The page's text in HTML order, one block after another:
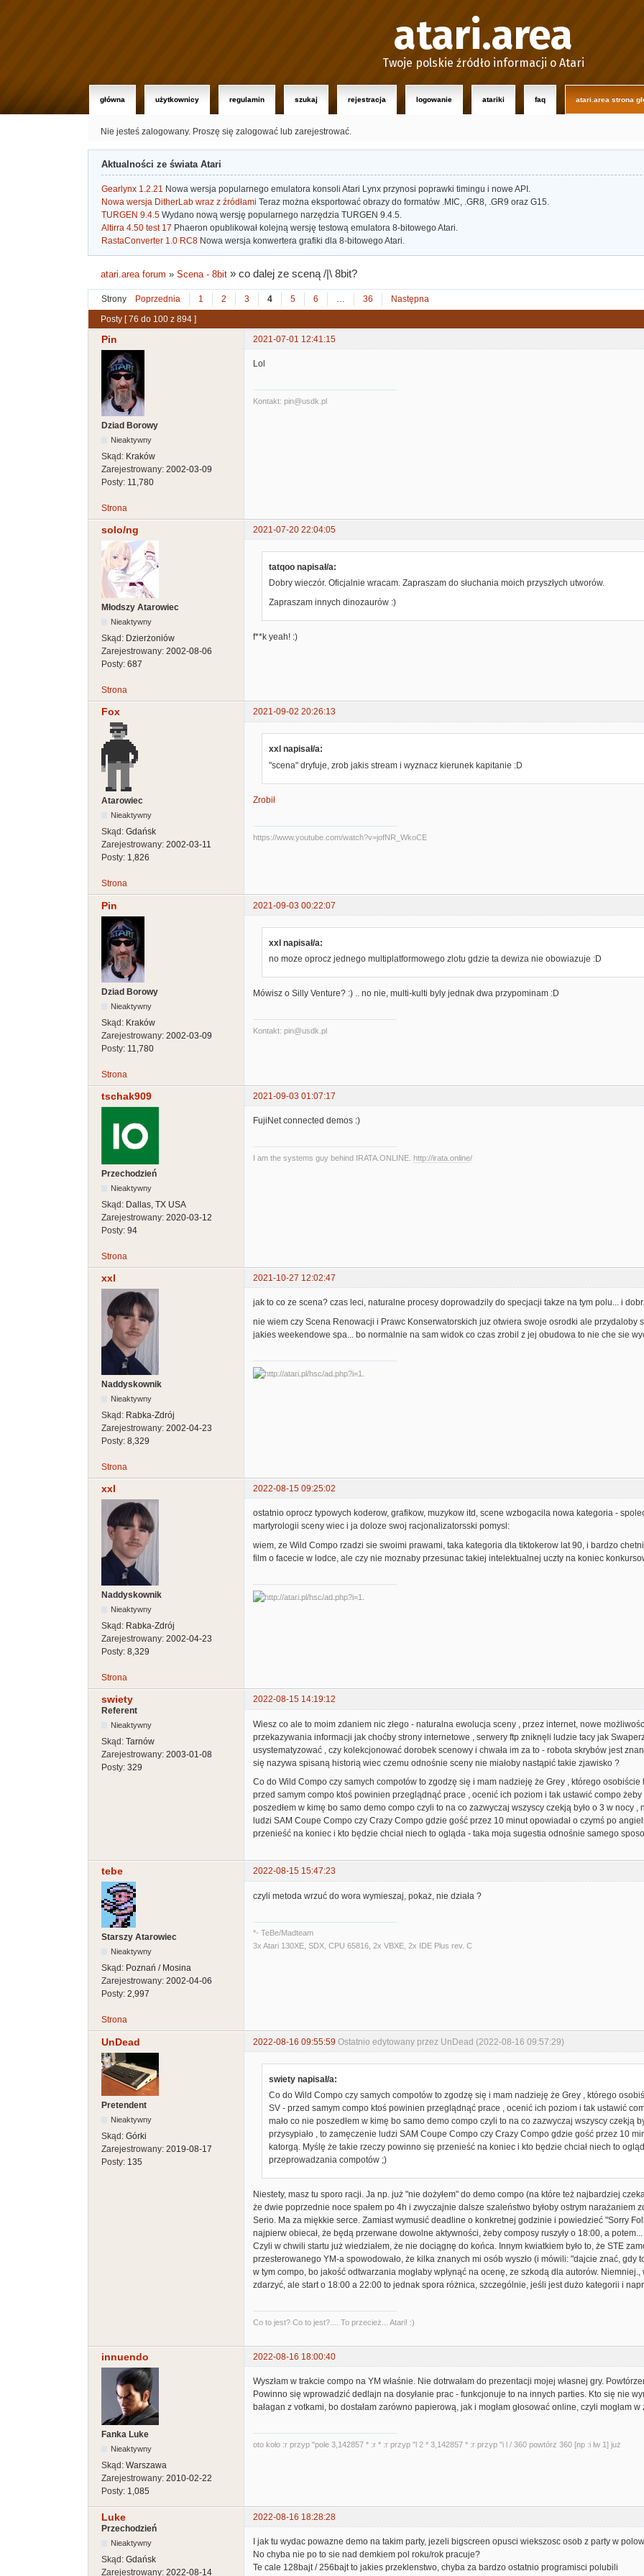
atari.area
Twoje polskie źródło informacji o Atari
główna użytkownicy regulamin szukaj rejestracja logowanie atariki faq atari.area strona
Nie jesteś zalogowany. Proszę się zalogować lub zarejestrować.
Aktualności ze świata Atari
Gearlynx 1.2.21 Nowa wersja popularnego emulatora konsoli Atari Lynx przynosi poprawki timingu i nowe API.
Nowa wersja DitherLab wraz z źródłami Teraz można eksportować obrazy do formatów .MIC, .GR8, .GR9 oraz G15.
TURGEN 9.4.5 Wydano nową wersję popularnego narzędzia TURGEN 9.4.5.
Altirra 4.50 test 17 Phaeron opublikował kolejną wersję testową emulatora 8-bitowego Atari.
RastaConverter 1.0 RC8 Nowa wersja konwertera grafiki dla 8-bitowego Atari.
atari.area forum »Scena - 8bit »co dalej ze sceną /|\ 8bit?
Strony Poprzednia 1 2 3 4 5 6 … 36 Następna
Posty [ 76 do 100 z 894 ]
Pin 2021-07-01 12:41:15
Dziad Borowy
Nieaktywny
Skąd: Kraków
Zarejestrowany: 2002-03-09
Posty: 11,780
Lol
Kontakt: pin@usdk.pl
Strona
solo/ng 2021-07-20 22:04:05
Młodszy Atarowiec
Nieaktywny
Skąd: Dzierżoniów
Zarejestrowany: 2002-08-06
Posty: 687
tatqoo napisał/a:
Dobry wieczór. Oficjalnie wracam. Zapraszam do słuchania moich przyszłych utworów.
Zapraszam innych dinozaurów :)
f**k yeah! :)
Strona
Fox 2021-09-02 20:26:13
Atarowiec
Nieaktywny
Skąd: Gdańsk
Zarejestrowany: 2002-03-11
Posty: 1,826
xxl napisał/a:
"scena" dryfuje, zrob jakis stream i wyznacz kierunek kapitanie :D
Zrobił
https://www.youtube.com/watch?v=jofNR_WkoCE
Strona
Pin 2021-09-03 00:22:07
Dziad Borowy
Nieaktywny
Skąd: Kraków
Zarejestrowany: 2002-03-09
Posty: 11,780
xxl napisał/a:
no moze oprocz jednego multiplatformowego zlotu gdzie ta dewiza nie obowiazuje :D
Mówisz o Silly Venture? :) .. no nie, multi-kulti byly jednak dwa przypominam :D
Kontakt: pin@usdk.pl
Strona
tschak909 2021-09-03 01:07:17
Przechodzień
Nieaktywny
Skąd: Dallas, TX USA
Zarejestrowany: 2020-03-12
Posty: 94
FujiNet connected demos :)
I am the systems guy behind IRATA.ONLINE. http://irata.online/
Strona
xxl 2021-10-27 12:02:47
Naddyskownik
Nieaktywny
Skąd: Rabka-Zdrój
Zarejestrowany: 2002-04-23
Posty: 8,329
jak to co ze scena? czas leci, naturalne procesy doprowadzily do specjacji takze na tym polu... i
nie wiem czy Scena Renowacji i Prawc Konserwatorskich juz otwiera swoje osrodki ale przydaloby
jakies weekendowe spa... bo normalnie na sam widok co czas zrobil z jej obudowa to nie che sie
Strona
xxl 2022-08-15 09:25:02
Naddyskownik
Nieaktywny
Skąd: Rabka-Zdrój
Zarejestrowany: 2002-04-23
Posty: 8,329
ostatnio oprocz typowych koderow, grafikow, muzykow itd, scene wzbogacila nowa kategoria -
martyrologii sceny wiec i ja doloze swoj racjonalizatorsski pomysl:
wiem, ze Wild Compo rzadzi sie swoimi prawami, taka kategoria dla tiktokerow lat 90, i bardzo
film o facecie w lodce, ale czy nie moznaby przesunac takiej intelektualnej uczty na koniec
Strona
swiety
2022-08-15 14:19:12
Referent
Nieaktywny
Skąd: Tarnów
Zarejestrowany: 2003-01-08
Posty: 329
Wiesz co ale to moim zdaniem nic złego - naturalna ewolucja sceny , przez internet, nowe
przekazywania informacji jak choćby strony internetowe , serwery ftp zniknęli ludzie tacy jak
usystematyzować , czy kolekcjonować dorobek scenowy i chwała im za to - robota skrybów jest
się nazywa spisaną historią wiec czemu odnośnie sceny nie miałoby nastąpić takie zjawisko ?
Co do Wild Compo czy samych compotów to zgodzę się i mam nadzieję że Grey , którego
przed samym compo ktoś powinien przeglądnąć prace , ocenić ich poziom i tak ustawić compo
poszedłem w kimę bo samo demo compo czyli to na co zazwyczaj wszyscy czekją było o 3 w nocy
ludzi SAM Coupe Compo czy Crazy Compo gdzie gość przez 10 minut opowiadał o czymś po
przenieść na koniec i kto będzie chciał niech to ogląda - taka moja sugestia odnośnie samego
tebe 2022-08-15 15:47:23
Starszy Atarowiec
Nieaktywny
Skąd: Poznań / Mosina
Zarejestrowany: 2002-04-06
Posty: 2,997
czyli metoda wrzuć do wora wymieszaj, pokaż, nie działa ?
*- TeBe/Madteam
3x Atari 130XE, SDX, CPU 65816, 2x VBXE, 2x IDE Plus rev. C
Strona
UnDead 2022-08-16 09:55:59 Ostatnio edytowany przez UnDead (2022-08-16 09:57:29)
Pretendent
Nieaktywny
Skąd: Górki
Zarejestrowany: 2019-08-17
Posty: 135
swiety napisał/a:
Co do Wild Compo czy samych compotów to zgodzę się i mam nadzieję że Grey , którego
SV - przed samym compo ktoś powinien przeglądnąć prace , ocenić ich poziom i tak ustawić
mało co nie poszedłem w kimę bo samo demo compo czyli to na co zazwyczaj wszyscy czekją
przysypiało , to zamęczenie ludzi SAM Coupe Compo czy Crazy Compo gdzie gość przez 10
katorgą. Myślę że takie rzeczy powinno się przenieść na koniec i kto będzie chciał niech to
przeprowadzania compotów ;)
Niestety, masz tu sporo racji. Ja np. już "nie dożyłem" do demo compo (na które też najbardziej
że dwie poprzednie noce spałem po 4h i zwyczajnie dalsze szaleństwo byłoby ostrym narażaniem
Serio. Ma za miękkie serce. Zamiast wymusić deadline o konkretnej godzinie i powiedzieć "Sorry
najpierw obiecał, że będą przerwane dowolne aktywności, żeby composy ruszyły o 18:00, a
Czyli w chwili startu już wiedziałem, że nie dociągnę do końca. Innym kwiatkiem było to, że STE
przesterowanego YM-a spowodowało, że kilka znanych mi osób wyszło (i mówili: "dajcie znać, gdy
w tym compo, bo jakość odtwarzania mogłaby wpłynąć na ocenę, ze szkodą dla autorów.
zdarzyć, ale start o 18:00 a 22:00 to jednak spora różnica, szczególnie, jeśli jest dużo kategorii i
Co to jest? Co to jest?.... To przecież... Atari! :)
innuendo 2022-08-16 18:00:40
Fanka Luke
Nieaktywny
Skąd: Warszawa
Zarejestrowany: 2010-02-22
Posty: 1,085
Wyszłam w trakcie compo na YM właśnie. Nie dotrwałam do prezentacji mojej własnej gry.
Powinno się wprowadzić dedlajn na dosyłanie prac - funkcjonuje to na innych parties. Kto się nie
bałagan z votkami, bo dostałam zarówno papierową, jak i mogłam głosować online, czyli mogłam
oto koło :r przyp "pole 3,142857 * :r * :r przyp "l 2 * 3,142857 * :r przyp "i l / 360 powtórz 360 [np :i lw 1] już
Luke
2022-08-16 18:28:28
Przechodzień
Nieaktywny
Skąd: Gdańsk
Zarejestrowany: 2022-08-14
I jak tu wydac powazne demo na takim party, jezeli bigscreen opusci wiekszosc osob z party w
No chyba nie po to sie nad demkiem pol roku/rok pracuje?
Te cale 128bajt / 256bajt to jakies przeklenstwo, chyba za bardzo ostatnio programisci polubili